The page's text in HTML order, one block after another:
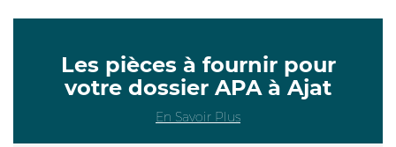
Les pièces à fournir pour
votre dossier APA à Ajat
En Savoir Plus